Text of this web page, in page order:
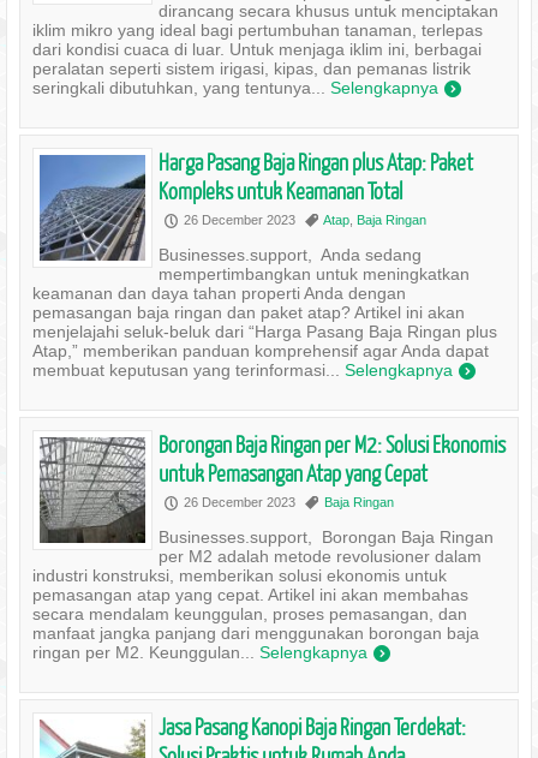
dirancang secara khusus untuk menciptakan
iklim mikro yang ideal bagi pertumbuhan tanaman, terlepas
dari kondisi cuaca di luar. Untuk menjaga iklim ini, berbagai
peralatan seperti sistem irigasi, kipas, dan pemanas listrik
seringkali dibutuhkan, yang tentunya... Selengkapnya )
Harga Pasang Baja Ringan plus Atap: Paket
Kompleks untuk Keamanan Total
P 26 December 2023 , Atap, Baja Ringan
Businesses.support, Anda sedang
mempertimbangkan untuk meningkatkan
keamanan dan daya tahan properti Anda dengan
pemasangan baja ringan dan paket atap? Artikel ini akan
menjelajahi seluk-beluk dari “Harga Pasang Baja Ringan plus
Atap,” memberikan panduan komprehensif agar Anda dapat
membuat keputusan yang terinformasi... Selengkapnya )
Borongan Baja Ringan per M2: Solusi Ekonomis
untuk Pemasangan Atap yang Cepat
P 26 December 2023 , Baja Ringan
Businesses.support, Borongan Baja Ringan
per M2 adalah metode revolusioner dalam
industri konstruksi, memberikan solusi ekonomis untuk
pemasangan atap yang cepat. Artikel ini akan membahas
secara mendalam keunggulan, proses pemasangan, dan
manfaat jangka panjang dari menggunakan borongan baja
ringan per M2. Keunggulan... Selengkapnya )
Jasa Pasang Kanopi Baja Ringan Terdekat: